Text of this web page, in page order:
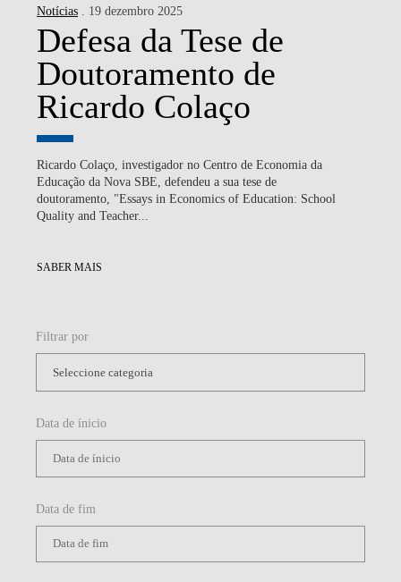
Notícias . 19 dezembro 2025
Defesa da Tese de
Doutoramento de
Ricardo Colaço
Ricardo Colaço, investigador no Centro de Economia da
Educação da Nova SBE, defendeu a sua tese de
doutoramento, "Essays in Economics of Education: School
Quality and Teacher...
SABER MAIS
Filtrar por
Data de ínicio
Data de fim